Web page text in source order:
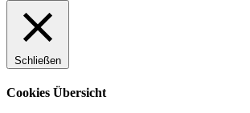
Schließen
Cookies Übersicht